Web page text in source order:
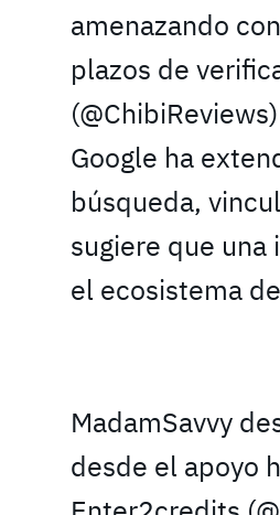
amenazando
plazos de
Google ha
búsqueda,
sugiere que
el ecosistema
MadamSavvy
desde el apoyo